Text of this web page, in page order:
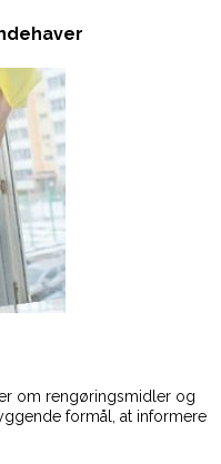
om rengøringsmidler og
formål, at informere